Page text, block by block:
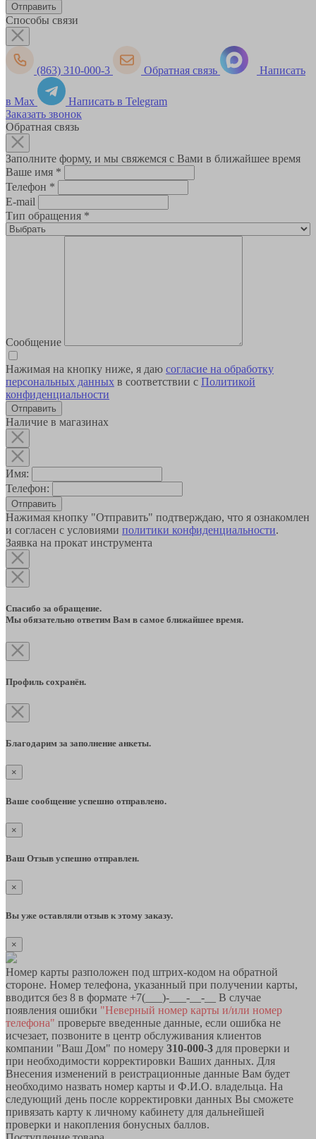
Способы связи
(863) 310-000-3 Обратная связь Написать
в Max
Написать в Telegram
Заказать звонок
Обратная связь
Заполните форму, и мы свяжемся с Вами в ближайшее время
Ваше имя *
Телефон *
E-mail
Тип обращения *
Сообщение
Нажимая на кнопку ниже, я даю согласие на обработку
персональных данных в соответствии с Политикой
конфиденциальности
Наличие в магазинах
Имя:
Телефон:
Отправить
Нажимая кнопку "Отправить" подтверждаю, что я ознакомлен
и согласен с условиями политики конфиденциальности.
Заявка на прокат инструмента
Спасибо за обращение.
Мы обязательно ответим Вам в самое ближайшее время.
Профиль сохранён.
Благодарим за заполнение анкеты.
×
Ваше сообщение успешно отправлено.
×
Ваш Отзыв успешно отправлен.
×
Вы уже оставляли отзыв к этому заказу.
×
Номер карты разположен под штрих-кодом на обратной
стороне. Номер телефона, указанный при получении карты,
вводится без 8 в формате +7(___)-___-__-__ В случае
появления ошибки "Неверный номер карты и/или номер
телефона" проверьте введенные данные, если ошибка не
исчезает, позвоните в центр обслуживания клиентов
компании "Ваш Дом" по номеру 310-000-3 для проверки и
при необходимости корректировки Ваших данных. Для
Внесения изменений в реистрационные данные Вам будет
необходимо назвать номер карты и Ф.И.О. владельца. На
следующий день после корректировки данных Вы сможете
привязать карту к личному кабинету для дальнейшей
проверки и накопления бонусных баллов.